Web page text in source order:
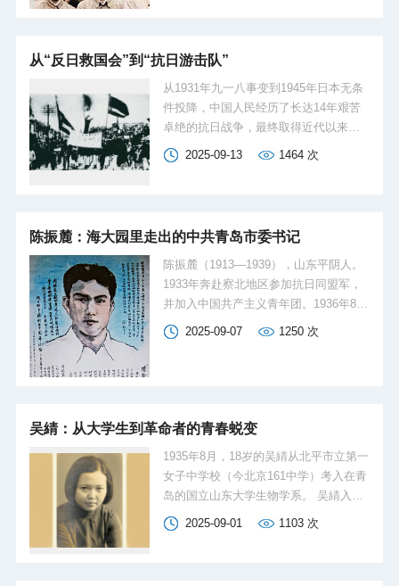
部长、鲁西三地委代理书记、鲁西区委
地委宣传部部长、冀南七地委组织部部
长和中共鲁西北地委宣传部部长、冀南
区一地委书记、冀南区委秘书长等职
务。新中国成立后，曾任湖北省人民政
从“反日救国会”到“抗日游击队”
从1931年九一八事变到1945年日本无条
件投降，中国人民经历了长达14年艰苦
卓绝的抗日战争，最终取得近代以来反
抗外敌入侵的首次完全胜利，为世界反
法西斯战争胜利作出重大贡献。在中华
族伟大抗战精神的重要组成部分。今年9
月3日是中国人民抗日战争暨世界反法西
斯战争胜利80周年纪念日，站在新的历
史起点上，让我们铭记历史，维护和
平，勇毅前行。
2025-09-13 1464次
陈振麓：海大园里走出的中共青岛市委书记
陈振麓（1913—1939），山东平阴人。
1933年奔赴察北地区参加抗日同盟军，
并加入中国共产主义青年团。1936年8月
至1937年9月，就读于国立山东大学（中
国海洋大学前身）生物学系，其间参加
毕家村党支部书记。同年11月任中共青
中队长。1938年初任中共鲁东南工委委
员，后到东北军57军112师334旅667团
开展工作。1939年病逝，1950年被追认
为革命烈士。
2025-09-07 1250次
吴綪：从大学生到革命者的青春蜕变
1935年8月，18岁的吴綪从北平市立第一
女子中学校（今北京161中学）考入在青
岛的国立山东大学生物学系。 吴綪入学
四个月后，北平爆发了一二·九运动，这
是对全民族抗战的动员。在一二·九北平
2025-09-01 1103次